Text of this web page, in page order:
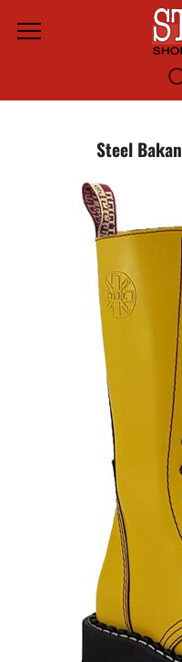
Menu
Steel